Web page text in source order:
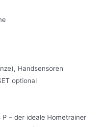
Handsensoren
optional